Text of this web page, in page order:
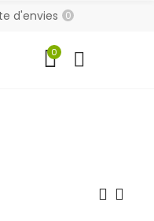
d'envies 0
0